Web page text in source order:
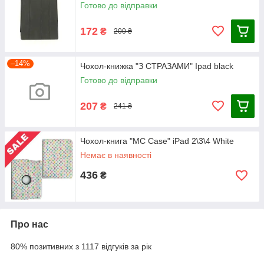
Готово до відправки
172 ₴ 200 ₴
–14%
Чохол-книжка "З СТРАЗАМИ" Ipad black
Готово до відправки
207 ₴ 241 ₴
Чохол-книга "MC Case" iPad 2\3\4 White
Немає в наявності
436 ₴
Про нас
80% позитивних з 1117 відгуків за рік